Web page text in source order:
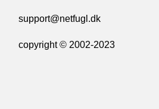
support@netfugl.dk
copyright © 2002-2023